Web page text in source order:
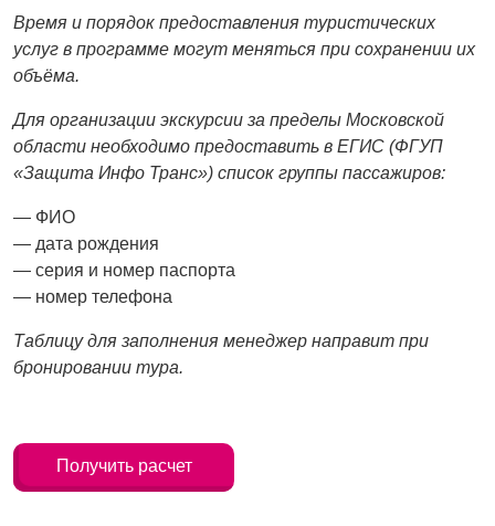
Время и порядок предоставления туристических
услуг в программе могут меняться при сохранении их
объёма.
Для организации экскурсии за пределы Московской
области необходимо предоставить в ЕГИС (ФГУП
«Защита Инфо Транс») список группы пассажиров:
— ФИО
— дата рождения
— серия и номер паспорта
— номер телефона
Таблицу для заполнения менеджер направит при
бронировании тура.
Получить расчет